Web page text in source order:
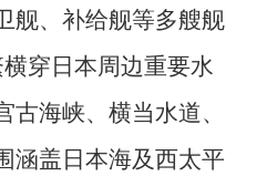
舰、补给舰等多艘舰
穿日本周边重要水
海峡、横当水道、
涵盖日本海及西太平